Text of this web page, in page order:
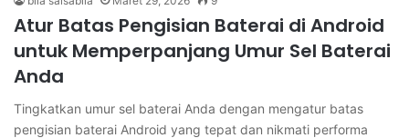
Atur Batas Pengisian Baterai di Android
untuk Memperpanjang Umur Sel Baterai
Anda
Tingkatkan umur sel baterai Anda dengan mengatur batas
pengisian baterai Android yang tepat dan nikmati performa